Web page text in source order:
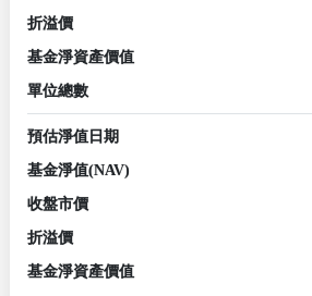
折溢價
基金淨資產價值
單位總數
預估淨值日期
基金淨值(NAV)
收盤市價
折溢價
基金淨資產價值